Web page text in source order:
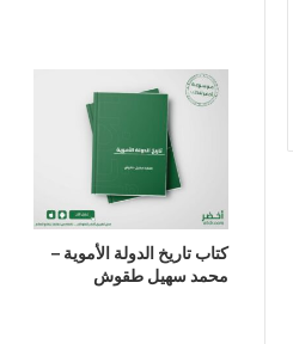
كتاب تاريخ الدولة الأموية –
محمد سهيل طقوش